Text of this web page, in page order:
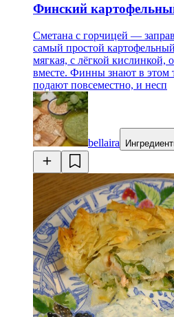
Финский
Сметана с горчицей —
самый простой
мягкая, с лёгкой кислинкой,
вместе. Финны знают в этом
подают повсеместно, и несп
bellaira